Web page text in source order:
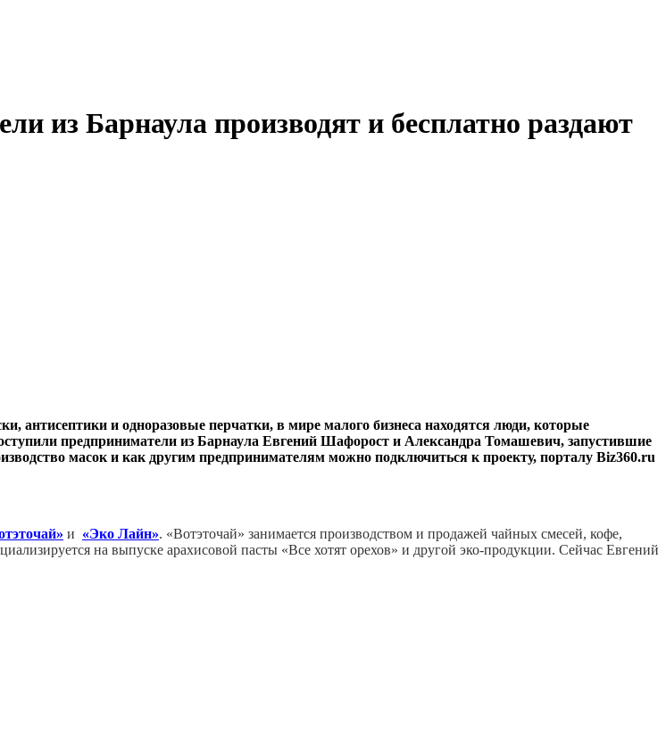
из Барнаула производят и бесплатно раздают
и одноразовые перчатки, в мире малого бизнеса находятся люди, которые
предприниматели из Барнаула Евгений Шафорост и Александра Томашевич, запустившие
масок и как другим предпринимателям можно подключиться к проекту, порталу Biz360.ru
и «Эко Лайн». «Вотэточай» занимается производством и продажей чайных смесей, кофе,
на выпуске арахисовой пасты «Все хотят орехов» и другой эко-продукции. Сейчас Евгений